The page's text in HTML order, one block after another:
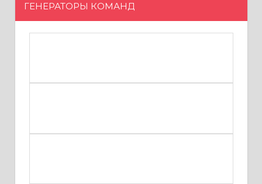
ГЕНЕРАТОРЫ КОМАНД